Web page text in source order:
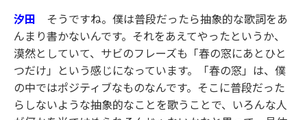
汐田 そうですね。僕は普段だったら抽象的な歌詞をあ
んまり書かないんです。それをあえてやったというか、
漠然としていて、サビのフレーズも「春の窓にあとひと
つだけ」という感じになっています。「春の窓」は、僕
の中ではポジティブなものなんです。そこに普段だった
らしないような抽象的なことを歌うことで、いろんな人